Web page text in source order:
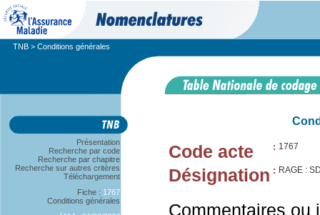
TNB > Conditions générales
Présentation
Recherche par code
Recherche par chapitre
Recherche sur autres critères
Téléchargement
Fiche : 1767
Conditions générales
Code acte : 1767
Désignation : RAGE :
Commentaires ou